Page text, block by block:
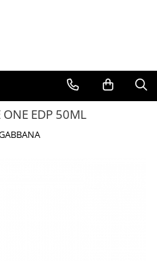
ONE EDP 50ML